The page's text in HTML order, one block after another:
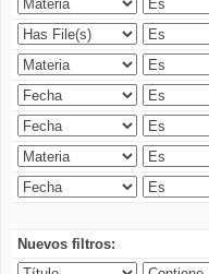
Nuevos filtros: